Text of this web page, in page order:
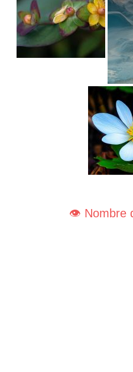
👁️ Nombre